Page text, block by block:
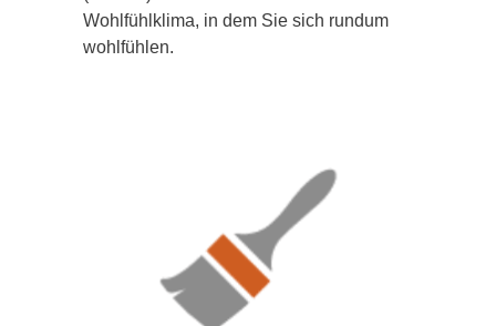
Wohlfühlklima, in dem Sie sich rundum
wohlfühlen.